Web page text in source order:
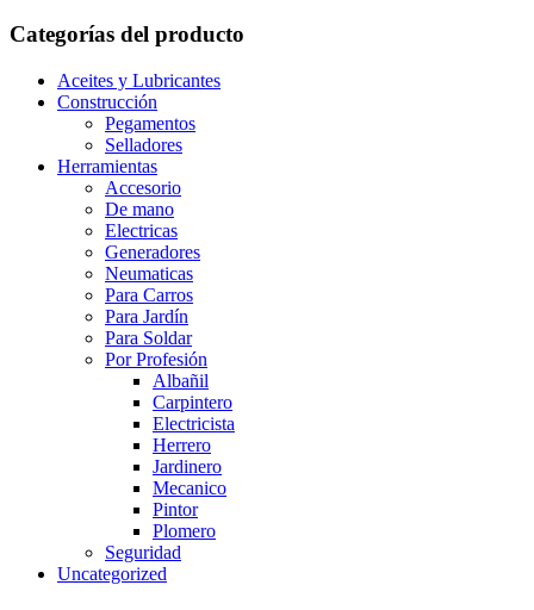
Categorías del producto
Aceites y Lubricantes
Construcción
Pegamentos
Selladores
Herramientas
Accesorio
De mano
Electricas
Generadores
Neumaticas
Para Carros
Para Jardín
Para Soldar
Por Profesión
Albañil
Carpintero
Electricista
Herrero
Jardinero
Mecanico
Pintor
Plomero
Seguridad
Uncategorized